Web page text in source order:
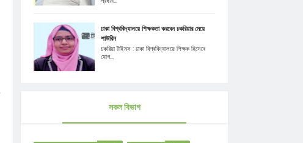
ঢাকা বিশ্ববিদ্যালয়ে শিক্ষকতা করবেন চকরিয়ার মেয়ে
শাউরিন
চকরিয়া টাইমস : ঢাকা বিশ্ববিদ্যালয়ে শিক্ষক হিসেবে
যোগ...
সকল বিভাগ